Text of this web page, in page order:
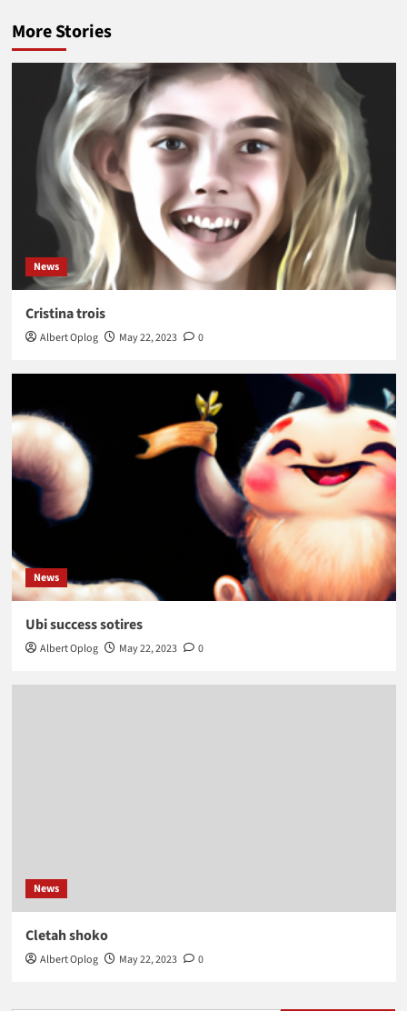
More Stories
News
Cristina trois
Albert Oplog May 22, 2023 0
News
Ubi success sotires
Albert Oplog May 22, 2023 0
News
Cletah shoko
Albert Oplog May 22, 2023 0